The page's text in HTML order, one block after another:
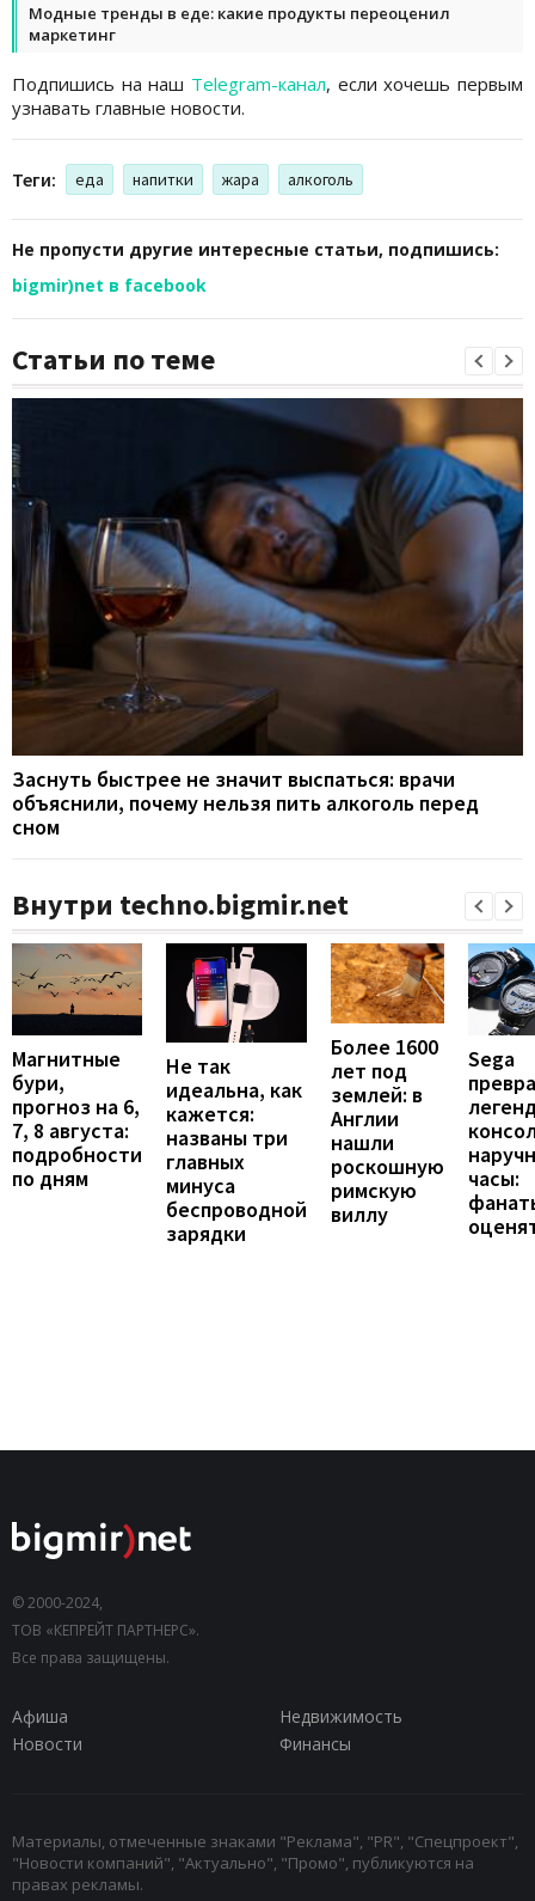
Модные тренды в еде: какие продукты переоценил
маркетинг
Подпишись на наш Telegram-канал, если хочешь первым
узнавать главные новости.
Теги: еда напитки жара алкоголь
Не пропусти другие интересные статьи, подпишись:
bigmir)net в facebook
Статьи по теме
Заснуть быстрее не значит выспаться: врачи
объяснили, почему нельзя пить алкоголь перед
сном
Внутри techno.bigmir.net
Магнитные
бури,
прогноз на 6,
7, 8 августа:
подробности
по дням
Не так
идеальна, как
кажется:
названы три
главных
минуса
беспроводной
зарядки
Более 1600
лет под
землей: в
Англии
нашли
роскошную
римскую
виллу
Sega
часы:
© 2000-2024,
ТОВ «КЕПРЕЙТ ПАРТНЕРС».
Все права защищены.
Афиша
Недвижимость
Новости
Финансы
Материалы, отмеченные знаками "Реклама", "PR", "Спецпроект",
"Новости компаний", "Актуально", "Промо", публикуются на
правах рекламы.